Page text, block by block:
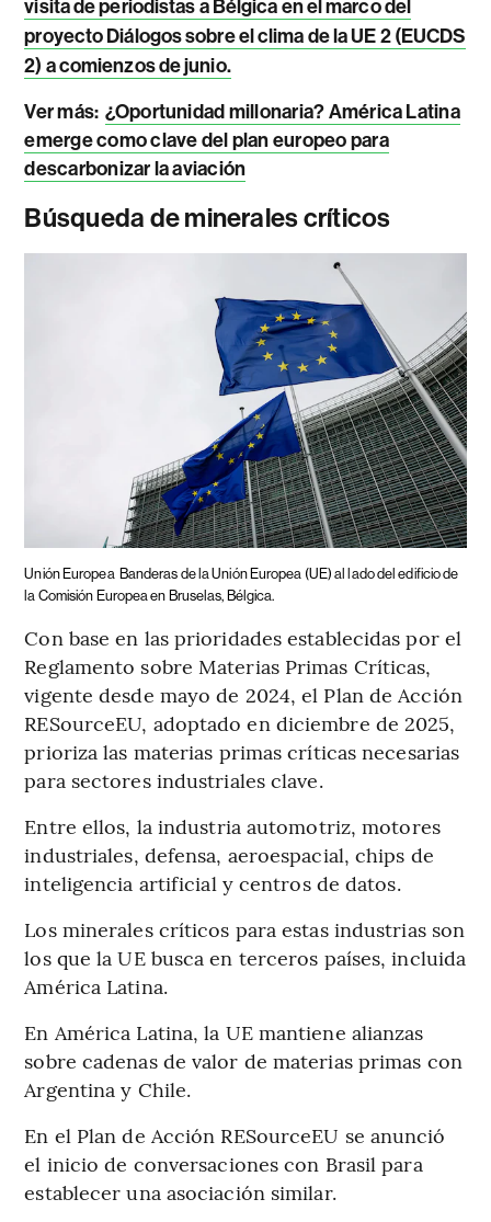
visita de periodistas a Bélgica en el marco del
proyecto Diálogos sobre el clima de la UE 2 (EUCDS
2) a comienzos de junio.
Ver más: ¿Oportunidad millonaria? América Latina
emerge como clave del plan europeo para
descarbonizar la aviación
Búsqueda de minerales críticos
Unión Europea Banderas de la Unión Europea (UE) al lado del edificio de
la Comisión Europea en Bruselas, Bélgica.
Con base en las prioridades establecidas por el
Reglamento sobre Materias Primas Críticas,
vigente desde mayo de 2024, el Plan de Acción
RESourceEU, adoptado en diciembre de 2025,
prioriza las materias primas críticas necesarias
para sectores industriales clave.
Entre ellos, la industria automotriz, motores
industriales, defensa, aeroespacial, chips de
inteligencia artificial y centros de datos.
Los minerales críticos para estas industrias son
los que la UE busca en terceros países, incluida
América Latina.
En América Latina, la UE mantiene alianzas
sobre cadenas de valor de materias primas con
Argentina y Chile.
En el Plan de Acción RESourceEU se anunció
el inicio de conversaciones con Brasil para
establecer una asociación similar.